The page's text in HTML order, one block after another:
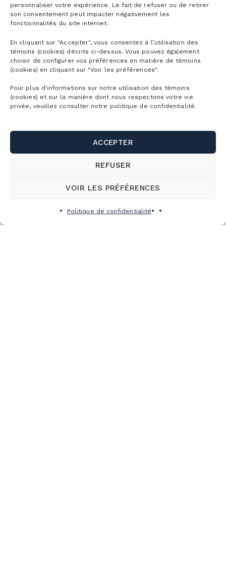
personnaliser votre expérience. Le fait de refuser ou de retirer
son consentement peut impacter négativement les
fonctionnalités du site internet.
En cliquant sur "Accepter", vous consentez à l’utilisation des
témoins (cookies) décrits ci-dessus. Vous pouvez également
choisir de configurer vos préférences en matière de témoins
(cookies) en cliquant sur "Voir les préférences".
Pour plus d'informations sur notre utilisation des témoins
(cookies) et sur la manière dont nous respectons votre vie
privée, veuillez consulter notre politique de confidentialité.
ACCEPTER
REFUSER
VOIR LES PRÉFÉRENCES
Politique de confidentialité
PORTES OUVERTES PATROUILLE